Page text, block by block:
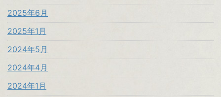
2025年6月
2025年1月
2024年5月
2024年4月
2024年1月